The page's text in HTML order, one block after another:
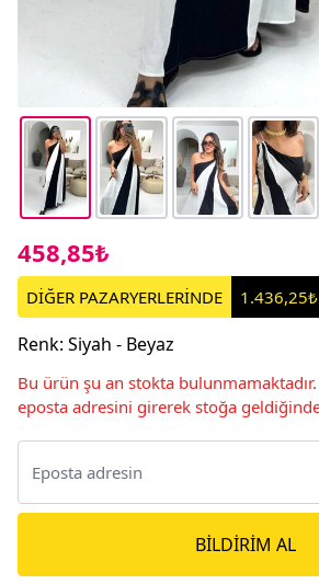
458,85₺
DİĞER PAZARYERLERİNDE 1.436,25₺
Renk: Siyah - Beyaz
Bu ürün şu an stokta bulunmamaktadır.
eposta adresini girerek stoğa
BILDIRIM AL